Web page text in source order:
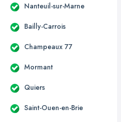
Nanteuil-sur-Marne
Bailly-Carrois
Champeaux 77
Mormant
Quiers
Saint-Ouen-en-Brie